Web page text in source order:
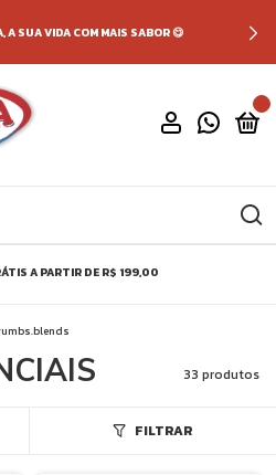
A SUA VIDA COM MAIS SABOR 😋
A PARTIR DE R$ 199,00
33 produtos
FILTRAR